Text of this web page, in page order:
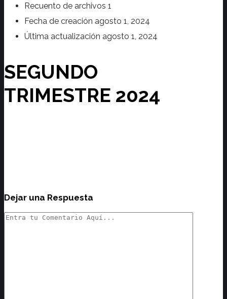
Recuento de archivos 1
Fecha de creación agosto 1, 2024
Última actualización agosto 1, 2024
SEGUNDO
TRIMESTRE 2024
Dejar una Respuesta